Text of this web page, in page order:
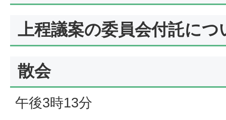
上程議案の委員会付託につ
散会
午後3時13分